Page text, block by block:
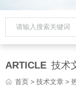
ARTICLE 技术
首页 >技术文章 >